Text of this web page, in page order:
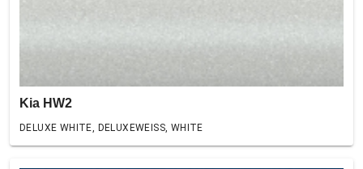
Kia HW2
DELUXE WHITE, DELUXEWEISS, WHITE